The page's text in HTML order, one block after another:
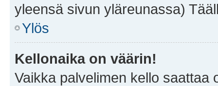
yleensä sivun yläreunassa)
Ylös
Kellonaika on väärin!
Vaikka palvelimen kello saattaa